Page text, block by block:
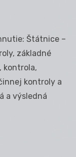
Štátnice –
základné
kontrola,
kontroly a
a výsledná